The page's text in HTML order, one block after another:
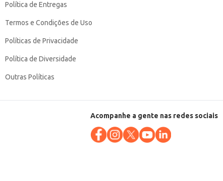
Política de Entregas
Termos e Condições de Uso
Políticas de Privacidade
Política de Diversidade
Outras Políticas
Acompanhe a gente nas redes sociais